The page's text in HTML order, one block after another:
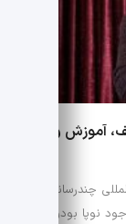
آموزش و
چندرسانه‌ای
نوپا بودن،